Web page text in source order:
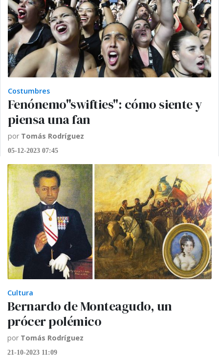
Costumbres
Fenónemo"swifties": cómo siente y
piensa una fan
por Tomás Rodríguez
05-12-2023 07:45
Cultura
Bernardo de Monteagudo, un
prócer polémico
por Tomás Rodríguez
21-10-2023 11:09